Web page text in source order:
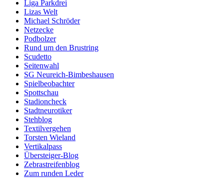
Liga Parkdrei
Lizas Welt
Michael Schröder
Netzecke
Podbolzer
Rund um den Brustring
Scudetto
Seitenwahl
SG Neureich-Bimbeshausen
Spielbeobachter
Spottschau
Stadioncheck
Stadtneurotiker
Stehblog
Textilvergehen
Torsten Wieland
Vertikalpass
Übersteiger-Blog
Zebrastreifenblog
Zum runden Leder